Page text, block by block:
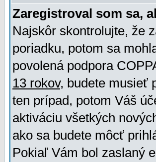
Zaregistroval som sa,
Najskôr skontrolujte, že
poriadku, potom sa
povolená podpora
13 rokov, budete musieť
ten prípad, potom Váš
aktiváciu všetkých
ako sa budete môcť
Pokiaľ Vám bol zaslaný